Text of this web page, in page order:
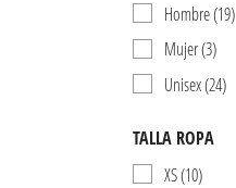
Hombre(19)
Mujer(3)
Unisex(24)
TALLA ROPA
XS(10)